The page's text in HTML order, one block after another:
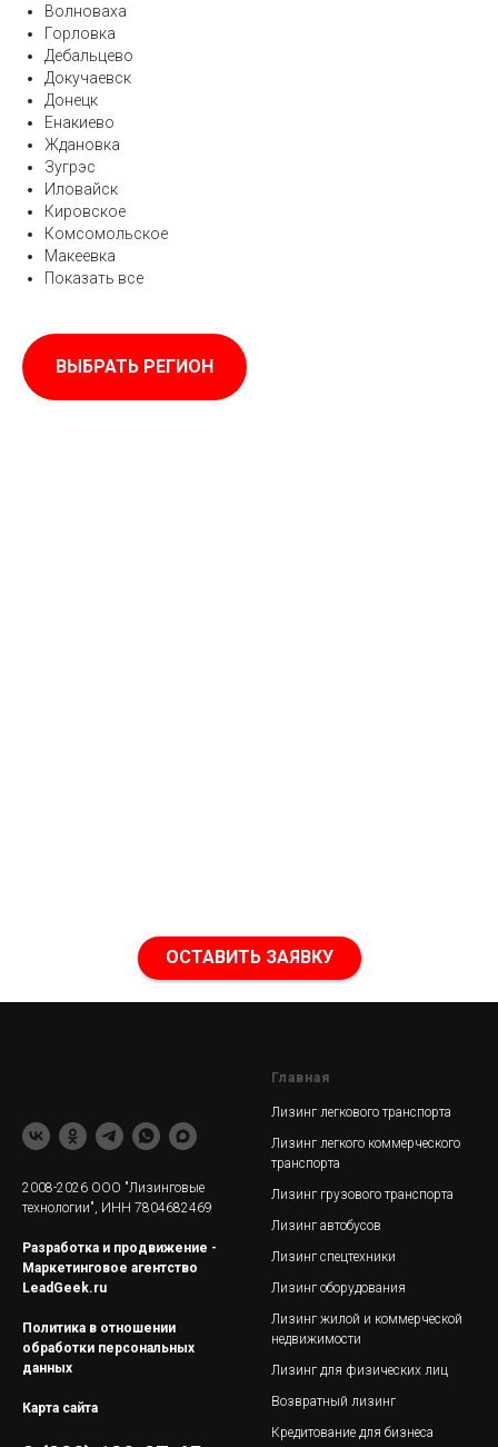
Волноваха
Горловка
Дебальцево
Докучаевск
Донецк
Енакиево
Ждановка
Зугрэс
Иловайск
Кировское
Комсомольское
Макеевка
Показать все
ВЫБРАТЬ РЕГИОН
ОСТАВИТЬ ЗАЯВКУ
2008-2026 ООО "Лизинговые
технологии", ИНН 7804682469
Разработка и продвижение -
Маркетинговое агентство
LeadGeek.ru
Политика в отношении
обработки персональных
данных
Карта сайта
Главная
Лизинг легкового транспорта
Лизинг легкого коммерческого
транспорта
Лизинг грузового транспорта
Лизинг автобусов
Лизинг спецтехники
Лизинг оборудования
Лизинг жилой и коммерческой
недвижимости
Лизинг для физических лиц
Возвратный лизинг
Кредитование для бизнеса